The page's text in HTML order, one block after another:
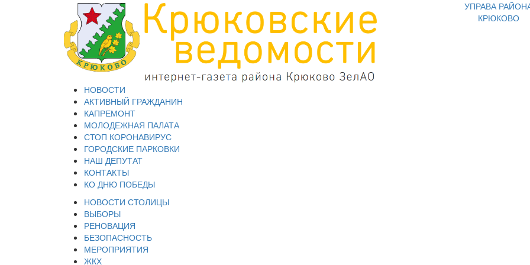
УПРАВА
КРЮКОВО
НОВОСТИ
АКТИВНЫЙ ГРАЖДАНИН
КАПРЕМОНТ
МОЛОДЕЖНАЯ ПАЛАТА
СТОП КОРОНАВИРУС
ГОРОДСКИЕ ПАРКОВКИ
НАШ ДЕПУТАТ
КОНТАКТЫ
КО ДНЮ ПОБЕДЫ
НОВОСТИ СТОЛИЦЫ
ВЫБОРЫ
РЕНОВАЦИЯ
БЕЗОПАСНОСТЬ
МЕРОПРИЯТИЯ
ЖКХ